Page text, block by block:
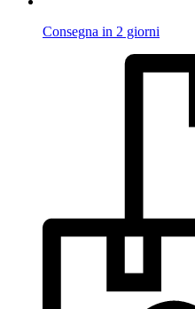
Consegna in 2 giorni